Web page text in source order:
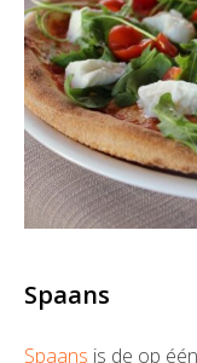
Spaans
Spaans is de op